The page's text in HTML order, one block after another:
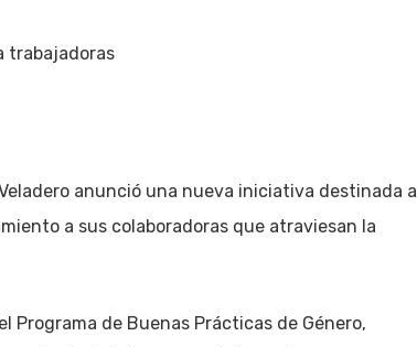
trabajadoras
anunció una nueva iniciativa destinada a
a sus colaboradoras que atraviesan la
de Buenas Prácticas de Género,